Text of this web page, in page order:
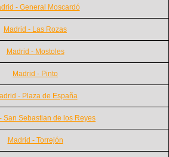
- General Moscardó
Madrid - Las Rozas
Madrid - Mostoles
Madrid - Pinto
- Plaza de España
San Sebastian de los Reyes
Madrid - Torrejón